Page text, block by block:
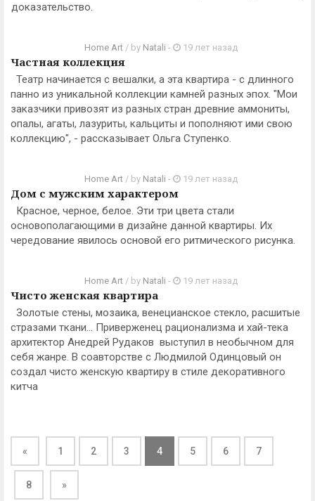
доказательство.
Home Art / by Natali - 19 лет назад
Частная коллекция
Театр начинается с вешалки, а эта квартира - с длинного
панно из уникальной коллекции камней разных эпох. "Мои
заказчики привозят из разных стран древние аммониты,
опалы, агаты, лазуриты, кальциты и пополняют ими свою
коллекцию", - рассказывает Ольга Ступенко.
Home Art / by Natali - 19 лет назад
Дом с мужским характером
Красное, черное, белое. Эти три цвета стали
основополагающими в дизайне данной квартиры. Их
чередование явилось основой его ритмического рисунка.
Home Art / by Natali - 19 лет назад
Чисто женская квартира
Золотые стены, мозаика, венецианское стекло, расшитые
стразами ткани… Приверженец рационализма и хай-тека
архитектор Анедрей Рудаков выступил в необычном для
себя жанре. В соавторстве с Людмилой Одинцовый он
создал чисто женскую квартиру в стиле декоративного
китча
« 1 2 3 4 5 6 7
8 »